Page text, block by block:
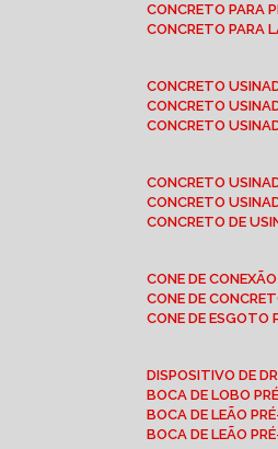
CONCRETO PARA
CONCRETO PARA
CONCRETO
CONCRETO
CONCRETO
CONCRETO
CONCRETO
CONCRETO DE
CONE DE
CONE DE
CONE DE
DISPOSITIVO DE
BOCA DE LOBO
BOCA DE LEÃO
BOCA DE LEÃO